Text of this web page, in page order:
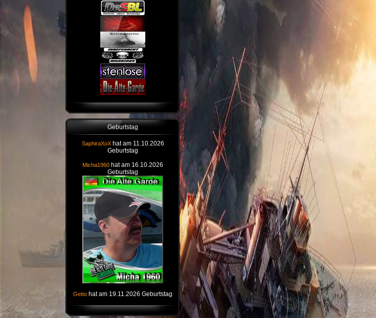
Geburtstag
SaphiraXoXhat am 11.10.2026
Geburtstag
Micha1960 hat am 16.10.2026
Geburtstag
Getto hat am 19.11.2026 Geburtstag